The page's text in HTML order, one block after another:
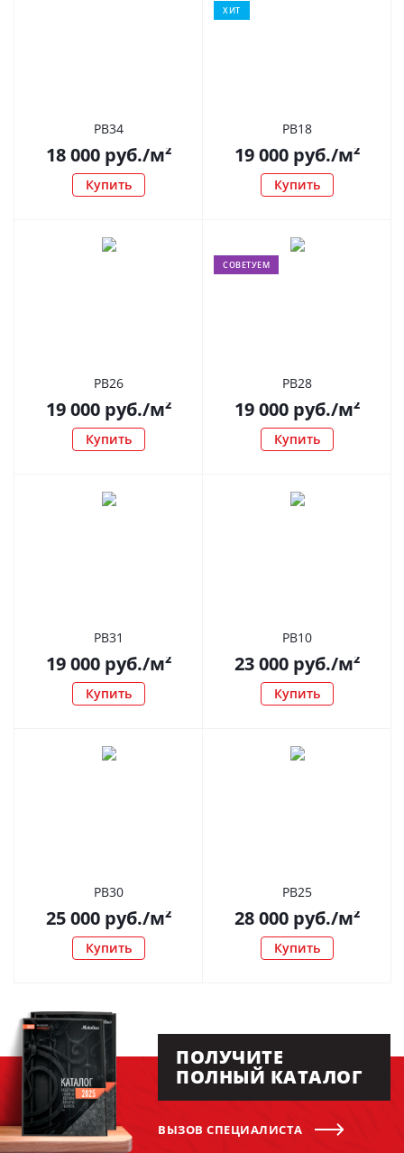
РВ34
18 000руб./м²
Купить
ХИТ
РВ18
19 000руб./м²
Купить
РВ26
19 000руб./м²
Купить
СОВЕТУЕМ
РВ28
19 000руб./м²
Купить
РВ31
19 000руб./м²
Купить
РВ10
23 000руб./м²
Купить
РВ30
25 000руб./м²
Купить
РВ25
28 000руб./м²
Купить
ПОЛУЧИТЕ
ПОЛНЫЙ КАТАЛОГ
ВЫЗОВ СПЕЦИАЛИСТА